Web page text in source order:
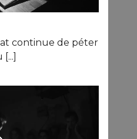
continue de péter